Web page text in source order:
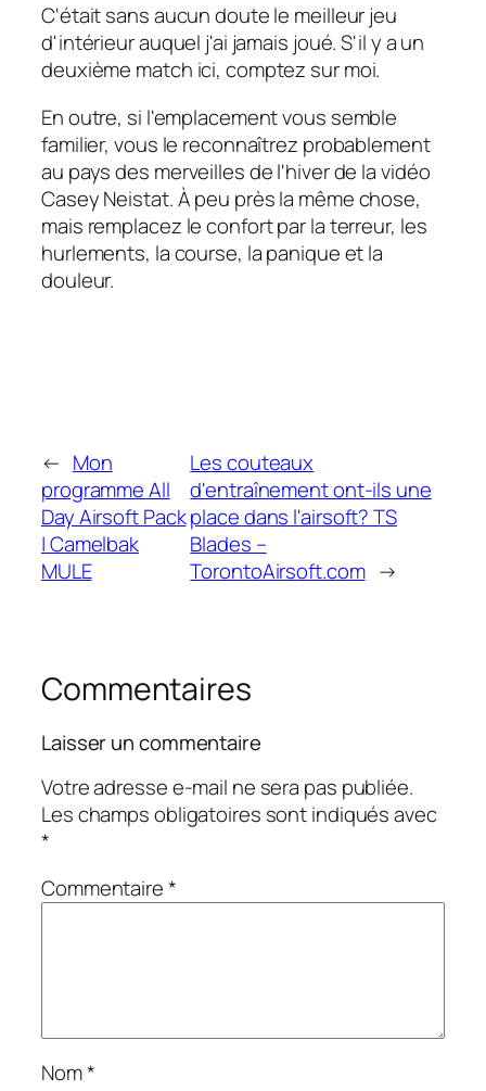
C'était sans aucun doute le meilleur jeu
d'intérieur auquel j'ai jamais joué. S'il y a un
deuxième match ici, comptez sur moi.
En outre, si l'emplacement vous semble
familier, vous le reconnaîtrez probablement
au pays des merveilles de l'hiver de la vidéo
Casey Neistat. À peu près la même chose,
mais remplacez le confort par la terreur, les
hurlements, la course, la panique et la
douleur.
← Mon
programme All
Day Airsoft Pack
| Camelbak
MULE
Les couteaux
d'entraînement ont-ils une
place dans l'airsoft? TS
Blades –
TorontoAirsoft.com →
Commentaires
Laisser un commentaire
Votre adresse e-mail ne sera pas publiée.
Les champs obligatoires sont indiqués avec
*
Commentaire*
Nom*